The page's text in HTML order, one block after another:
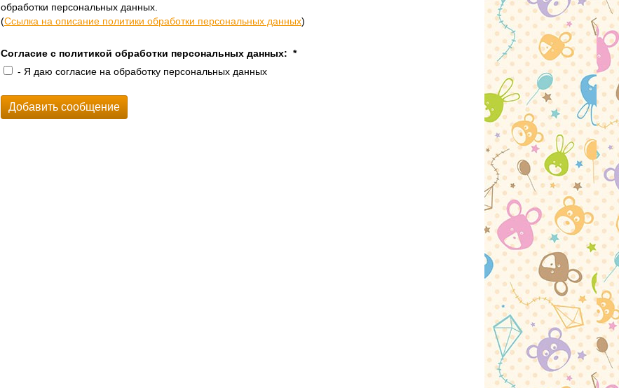
обработки персональных данных.
(Ссылка на описание политики обработки персональных данных)
Согласие с политикой обработки персональных данных: *
- Я даю согласие на обработку персональных данных
Добавить сообщение